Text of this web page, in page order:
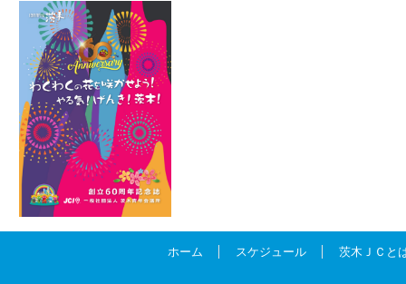
ホーム スケジュール 茨木ＪＣと